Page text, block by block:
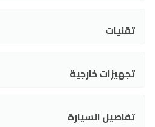
تقنيات
تجهيزات خارجية
تفاصيل السيارة